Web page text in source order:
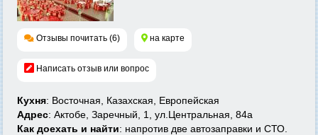
Отзывы почитать (6) на карте
Написать отзыв или вопрос
Кухня: Восточная, Казахская, Европейская
Адрес: Актобе, Заречный, 1, ул.Центральная, 84а
Как доехать и найти: напротив две автозаправки и СТО.